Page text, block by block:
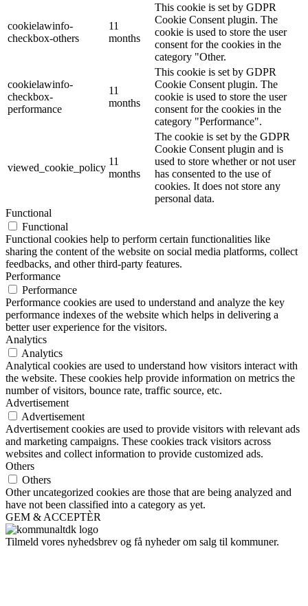
cookielawinfo-
checkbox-others
11
months
This cookie is set by GDPR
Cookie Consent plugin. The
cookie is used to store the user
consent for the cookies in the
category "Other.
cookielawinfo-
checkbox-
performance
11
months
This cookie is set by GDPR
Cookie Consent plugin. The
cookie is used to store the user
consent for the cookies in the
category "Performance".
viewed_cookie_policy
11
months
The cookie is set by the GDPR
Cookie Consent plugin and is
used to store whether or not user
has consented to the use of
cookies. It does not store any
personal data.
Functional
Functional
Functional cookies help to perform certain functionalities like
sharing the content of the website on social media platforms, collect
feedbacks, and other third-party features.
Performance
Performance
Performance cookies are used to understand and analyze the key
performance indexes of the website which helps in delivering a
better user experience for the visitors.
Analytics
Analytics
Analytical cookies are used to understand how visitors interact with
the website. These cookies help provide information on metrics the
number of visitors, bounce rate, traffic source, etc.
Advertisement
Advertisement
Advertisement cookies are used to provide visitors with relevant ads
and marketing campaigns. These cookies track visitors across
websites and collect information to provide customized ads.
Others
Others
Other uncategorized cookies are those that are being analyzed and
have not been classified into a category as yet.
GEM & ACCEPTÈR
Tilmeld vores nyhedsbrev og få nyheder om salg til kommuner.